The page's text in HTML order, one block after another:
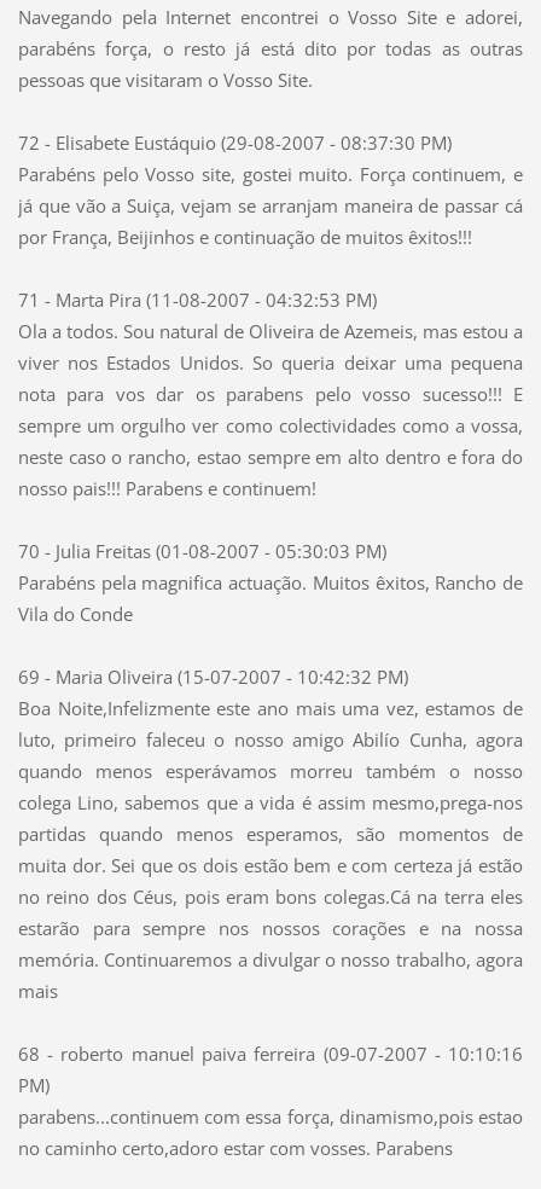
Navegando pela Internet encontrei o Vosso Site e adorei,
parabéns força, o resto já está dito por todas as outras
pessoas que visitaram o Vosso Site.
72 - Elisabete Eustáquio (29-08-2007 - 08:37:30 PM)
Parabéns pelo Vosso site, gostei muito. Força continuem, e
já que vão a Suiça, vejam se arranjam maneira de passar cá
por França, Beijinhos e continuação de muitos êxitos!!!
71 - Marta Pira (11-08-2007 - 04:32:53 PM)
Ola a todos. Sou natural de Oliveira de Azemeis, mas estou a
viver nos Estados Unidos. So queria deixar uma pequena
nota para vos dar os parabens pelo vosso sucesso!!! E
sempre um orgulho ver como colectividades como a vossa,
neste caso o rancho, estao sempre em alto dentro e fora do
nosso pais!!! Parabens e continuem!
70 - Julia Freitas (01-08-2007 - 05:30:03 PM)
Parabéns pela magnifica actuação. Muitos êxitos, Rancho de
Vila do Conde
69 - Maria Oliveira (15-07-2007 - 10:42:32 PM)
Boa Noite,Infelizmente este ano mais uma vez, estamos de
luto, primeiro faleceu o nosso amigo Abilío Cunha, agora
quando menos esperávamos morreu também o nosso
colega Lino, sabemos que a vida é assim mesmo,prega-nos
partidas quando menos esperamos, são momentos de
muita dor. Sei que os dois estão bem e com certeza já estão
no reino dos Céus, pois eram bons colegas.Cá na terra eles
estarão para sempre nos nossos corações e na nossa
memória. Continuaremos a divulgar o nosso trabalho, agora
mais
68 - roberto manuel paiva ferreira (09-07-2007 - 10:10:16
PM)
parabens...continuem com essa força, dinamismo,pois estao
no caminho certo,adoro estar com vosses. Parabens